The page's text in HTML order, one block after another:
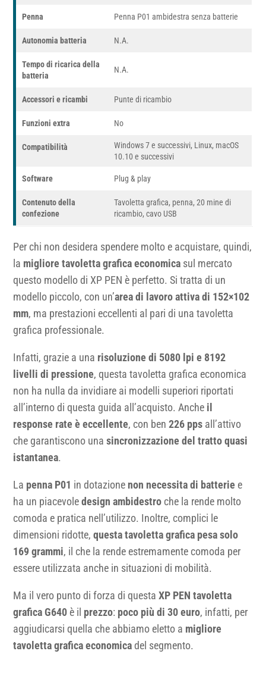
Penna Penna P01 ambidestra senza batterie
Autonomia batteria N.A.
Tempo di ricarica della
batteria
N.A.
Accessori e ricambi Punte di ricambio
Funzioni extra No
Compatibilità
Windows 7 e successivi, Linux, macOS
10.10 e successivi
Software Plug & play
Contenuto della
confezione
Tavoletta grafica, penna, 20 mine di
ricambio, cavo USB
Per chi non desidera spendere molto e acquistare, quindi,
la migliore tavoletta grafica economica sul mercato
questo modello di XP PEN è perfetto. Si tratta di un
modello piccolo, con un’area di lavoro attiva di 152×102
mm, ma prestazioni eccellenti al pari di una tavoletta
grafica professionale.
Infatti, grazie a una risoluzione di 5080 lpi e 8192
livelli di pressione, questa tavoletta grafica economica
non ha nulla da invidiare ai modelli superiori riportati
all’interno di questa guida all’acquisto. Anche il
response rate è eccellente, con ben226 pps all’attivo
che garantiscono unasincronizzazione del tratto quasi
istantanea.
La penna P01 in dotazione non necessita di batterie e
ha un piacevoledesign ambidestro che la rende molto
comoda e pratica nell’utilizzo. Inoltre, complici le
dimensioni ridotte,questa tavoletta grafica pesa solo
169 grammi, il che la rende estremamente comoda per
essere utilizzata anche in situazioni di mobilità.
Ma il vero punto di forza di questaXP PEN tavoletta
grafica G640 è il prezzo: poco più di 30 euro, infatti, per
aggiudicarsi quella che abbiamo eletto a migliore
tavoletta grafica economicadel segmento.